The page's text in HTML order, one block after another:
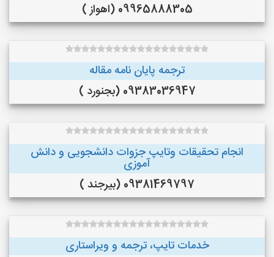
09965888305 (اهواز )
ترجمه پایان نامه مقاله
09383036947 (بجنورد )
انجام تحقیقات وتایپ جزوات دانشجویی و دانش
آموزی
09381469797 (بیرجند )
خدمات تایپ، ترجمه و ویراستاری